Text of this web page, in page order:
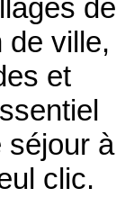
de
de ville,
et
séjour à
clic.